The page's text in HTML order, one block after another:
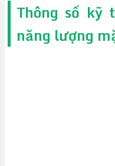
Thông số kỹ
năng lượng